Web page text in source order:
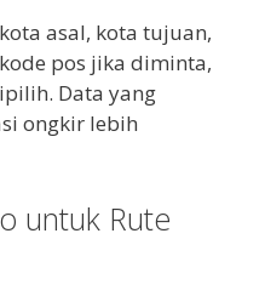
asal, kota tujuan,
pos jika diminta,
Data yang
ongkir lebih
untuk Rute